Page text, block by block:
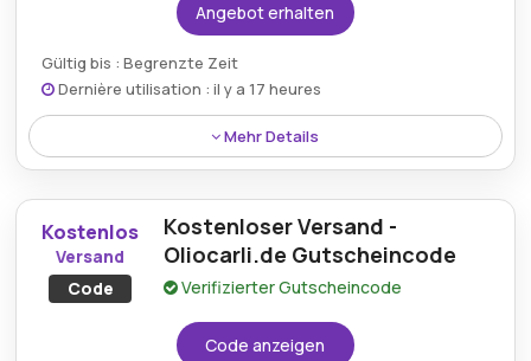
Angebot erhalten
Gültig bis : Begrenzte Zeit
Dernière utilisation : il y a 17 heures
Mehr Details
Ein Preisnachlass von 20% gilt auf Tomatensauce
mit Basilikum bei Verwendung des Oliocarli.de
Gutscheins zum Zeitpunkt der Bestellung.
Kostenlos
Versand
Code
Kostenloser Versand -
Oliocarli.de Gutscheincode
Verifizierter Gutscheincode
Code anzeigen